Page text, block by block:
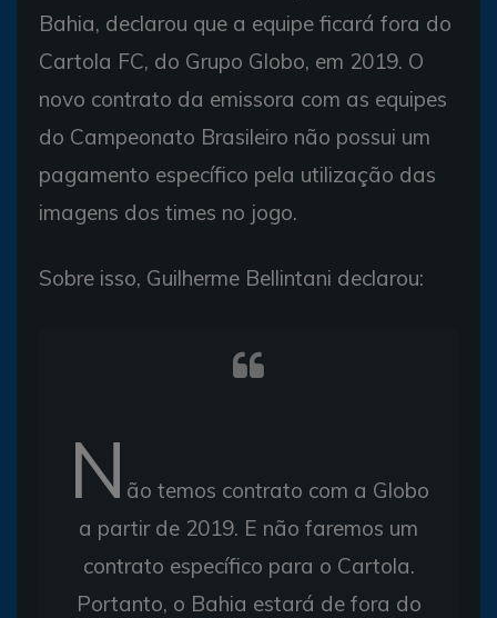
Bahia, declarou que a equipe ficará fora do
Cartola FC, do Grupo Globo, em 2019. O
novo contrato da emissora com as equipes
do Campeonato Brasileiro não possui um
pagamento específico pela utilização das
imagens dos times no jogo.
Sobre isso, Guilherme Bellintani declarou:
N ão temos contrato com a Globo
a partir de 2019. E não faremos um
contrato específico para o Cartola.
Portanto, o Bahia estará de fora do